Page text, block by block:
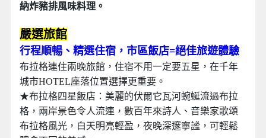
納炸豬排風味料理。
嚴選旅館
行程順暢、精選住宿，市區飯店=絕佳旅遊體驗
布拉格連住兩晚旅館，住宿不用一定要五星，在千年
城市HOTEL座落位置選擇更重要。
★布拉格四星飯店：美麗的伏爾它瓦河蜿蜒流過布拉
格，兩岸景色令人流連，數百年來詩人、音樂家歌頌
布拉格風光，白天明亮輕盈，夜晚深邃寧謐，可輕鬆